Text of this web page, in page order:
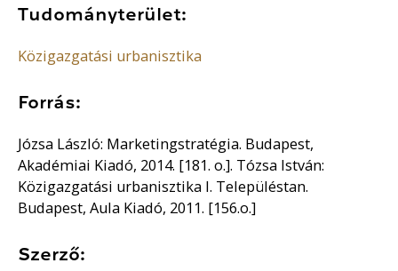
Tudományterület:
Közigazgatási urbanisztika
Forrás:
Józsa László: Marketingstratégia. Budapest,
Akadémiai Kiadó, 2014. [181. o.]. Tózsa István:
Közigazgatási urbanisztika I. Településtan.
Budapest, Aula Kiadó, 2011. [156.o.]
Szerző: